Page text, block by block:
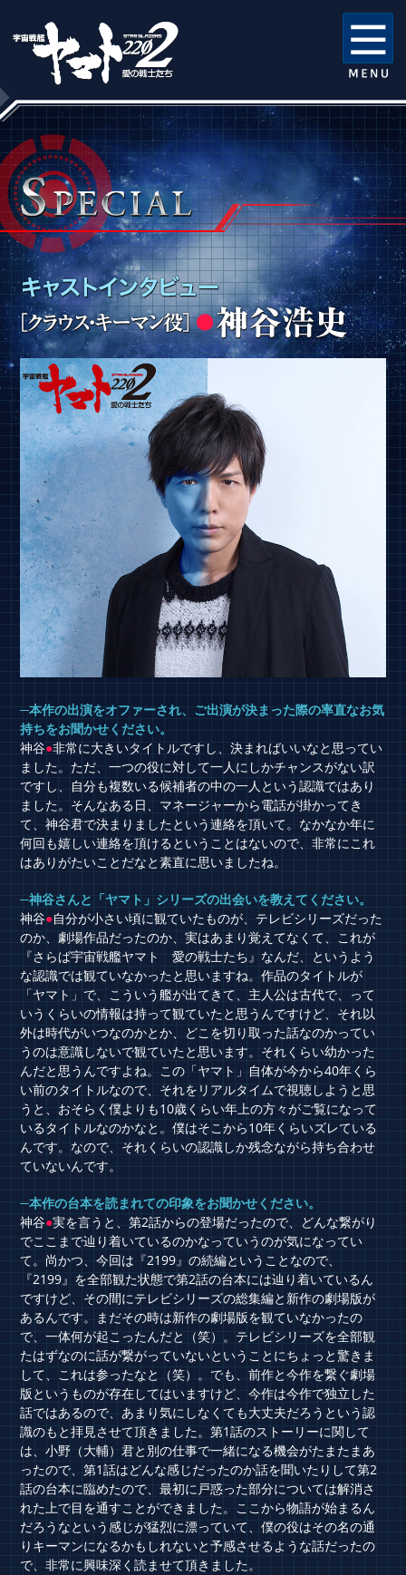
─本作の出演をオファーされ、ご出演が決まった際の率直なお気
持ちをお聞かせください。
神谷●非常に大きいタイトルですし、決まればいいなと思ってい
ました。ただ、一つの役に対して一人にしかチャンスがない訳
ですし、自分も複数いる候補者の中の一人という認識ではあり
ました。そんなある日、マネージャーから電話が掛かってき
て、神谷君で決まりましたという連絡を頂いて。なかなか年に
何回も嬉しい連絡を頂けるということはないので、非常にこれ
はありがたいことだなと素直に思いましたね。
─神谷さんと「ヤマト」シリーズの出会いを教えてください。
神谷●自分が小さい頃に観ていたものが、テレビシリーズだった
のか、劇場作品だったのか、実はあまり覚えてなくて、これが
『さらば宇宙戦艦ヤマト 愛の戦士たち』なんだ、というよう
な認識では観ていなかったと思いますね。作品のタイトルが
「ヤマト」で、こういう艦が出てきて、主人公は古代で、って
いうくらいの情報は持って観ていたと思うんですけど、それ以
外は時代がいつなのかとか、どこを切り取った話なのかってい
うのは意識しないで観ていたと思います。それくらい幼かった
んだと思うんですよね。この「ヤマト」自体が今から40年くら
い前のタイトルなので、それをリアルタイムで視聴しようと思
うと、おそらく僕よりも10歳くらい年上の方々がご覧になって
いるタイトルなのかなと。僕はそこから10年くらいズレている
んです。なので、それくらいの認識しか残念ながら持ち合わせ
ていないんです。
─本作の台本を読まれての印象をお聞かせください。
神谷●実を言うと、第2話からの登場だったので、どんな繋がり
でここまで辿り着いているのかなっていうのが気になってい
て。尚かつ、今回は『2199』の続編ということなので、
『2199』を全部観た状態で第2話の台本には辿り着いているん
ですけど、その間にテレビシリーズの総集編と新作の劇場版が
あるんです。まだその時は新作の劇場版を観ていなかったの
で、一体何が起こったんだと（笑）。テレビシリーズを全部観
たはずなのに話が繋がっていないということにちょっと驚きま
して、これは参ったなと（笑）。でも、前作と今作を繋ぐ劇場
版というものが存在してはいますけど、今作は今作で独立した
話ではあるので、あまり気にしなくても大丈夫だろうという認
識のもと拝見させて頂きました。第1話のストーリーに関して
は、小野（大輔）君と別の仕事で一緒になる機会がたまたまあ
ったので、第1話はどんな感じだったのか話を聞いたりして第2
話の台本に臨めたので、最初に戸惑った部分については解消さ
れた上で目を通すことができました。ここから物語が始まるん
だろうなという感じが猛烈に漂っていて、僕の役はその名の通
りキーマンになるかもしれないと予感させるような話だったの
で、非常に興味深く読ませて頂きました。